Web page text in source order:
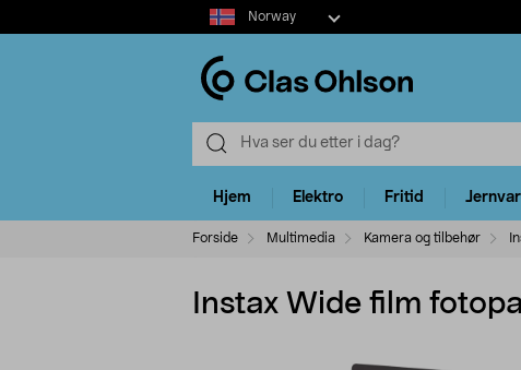
Select
market
Norway
Hjem Elektro Fritid
Forside Multimedia Kamera og tilbehør
Instax Wide film